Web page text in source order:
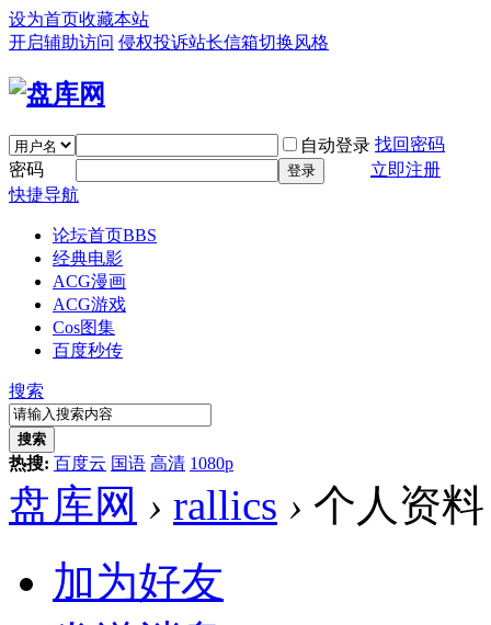
设为首页收藏本站
开启辅助访问 侵权投诉站长信箱切换风格
自动登录 找回密码
密码
登录
立即注册
快捷导航
论坛首页BBS
经典电影
ACG漫画
ACG游戏
Cos图集
百度秒传
搜索
搜索
热搜: 百度云 国语 高清 1080p
盘库网 › rallics › 个人资料
加为好友